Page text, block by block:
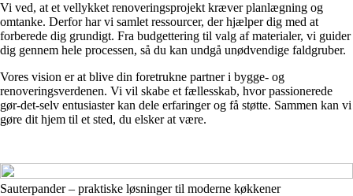
Vi ved, at et vellykket renoveringsprojekt kræver planlægning og
omtanke. Derfor har vi samlet ressourcer, der hjælper dig med at
forberede dig grundigt. Fra budgettering til valg af materialer, vi guider
dig gennem hele processen, så du kan undgå unødvendige faldgruber.
Vores vision er at blive din foretrukne partner i bygge- og
renoveringsverdenen. Vi vil skabe et fællesskab, hvor passionerede
gør-det-selv entusiaster kan dele erfaringer og få støtte. Sammen kan vi
gøre dit hjem til et sted, du elsker at være.
Sauterpander – praktiske løsninger til moderne køkkener